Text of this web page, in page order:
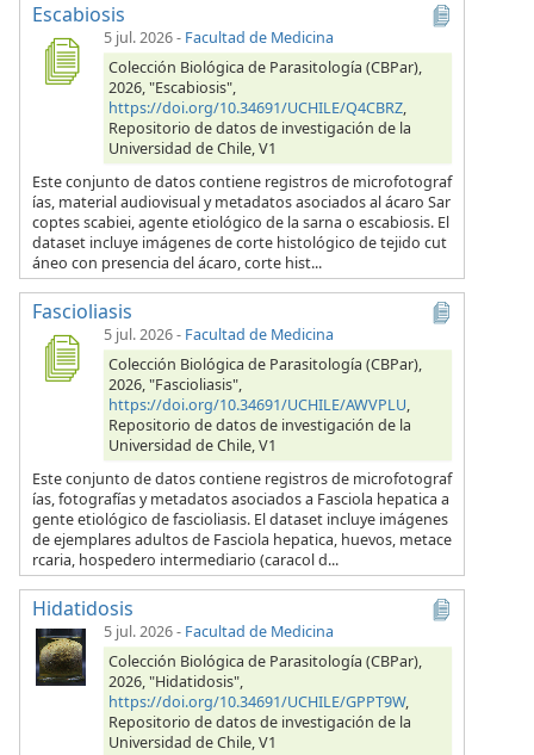
Escabiosis
5 jul. 2026- Facultad de Medicina
Colección Biológica de Parasitología (CBPar),
2026, "Escabiosis",
https://doi.org/10.34691/UCHILE/Q4CBRZ,
Repositorio de datos de investigación de la
Universidad de Chile, V1
Este conjunto de datos contiene registros de microfotograf
ías, material audiovisual y metadatos asociados al ácaro Sar
coptes scabiei, agente etiológico de la sarna o escabiosis. El
dataset incluye imágenes de corte histológico de tejido cut
áneo con presencia del ácaro, corte hist...
Fascioliasis
5 jul. 2026- Facultad de Medicina
Colección Biológica de Parasitología (CBPar),
2026, "Fascioliasis",
https://doi.org/10.34691/UCHILE/AWVPLU,
Repositorio de datos de investigación de la
Universidad de Chile, V1
Este conjunto de datos contiene registros de microfotograf
ías, fotografías y metadatos asociados a Fasciola hepatica a
gente etiológico de fascioliasis. El dataset incluye imágenes
de ejemplares adultos de Fasciola hepatica, huevos, metace
rcaria, hospedero intermediario (caracol d...
Hidatidosis
5 jul. 2026- Facultad de Medicina
Colección Biológica de Parasitología (CBPar),
2026, "Hidatidosis",
https://doi.org/10.34691/UCHILE/GPPT9W,
Repositorio de datos de investigación de la
Universidad de Chile, V1